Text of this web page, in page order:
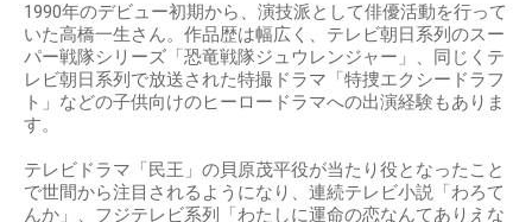
1990年のデビュー初期から、演技派として俳優活動を行って
いた高橋一生さん。作品歴は幅広く、テレビ朝日系列のスー
パー戦隊シリーズ「恐竜戦隊ジュウレンジャー」、同じくテ
レビ朝日系列で放送された特撮ドラマ「特捜エクシードラフ
ト」などの子供向けのヒーロードラマへの出演経験もありま
す。
テレビドラマ「民王」の貝原茂平役が当たり役となったこと
で世間から注目されるようになり、連続テレビ小説「わろて
んか」、フジテレビ系列「わたしに運命の恋なんてありえな